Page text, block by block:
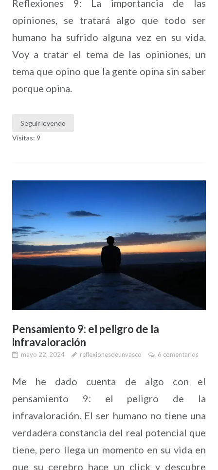
Reflexiones 9: La importancia de las
opiniones, se tratará algo que todo ser
humano ha sufrido alguna vez en su vida.
Voy a tratar el tema de las opiniones, un
tema que opino que la gente opina sin saber
porque opina.
Seguir leyendo
Visitas: 9
Pensamiento 9: el peligro de la
infravaloración
mayo 22, 2024 reflexionesdeunvasco 6 comentarios
Me he dado cuenta de algo con el
pensamiento 9: el peligro de la
infravaloración. El ser humano no tiene una
verdadera constancia del real potencial que
tiene, pero llega un momento en su vida en
que su cerebro hace un click y descubre